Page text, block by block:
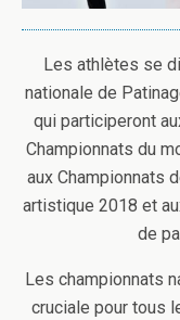
Les athlètes se
nationale de
qui participeront
Championnats du
aux Championnats
artistique 2018 et
de
Les championnats
cruciale pour tous